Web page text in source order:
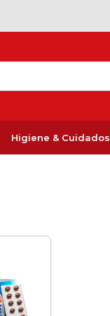
Higiene & Cuidados